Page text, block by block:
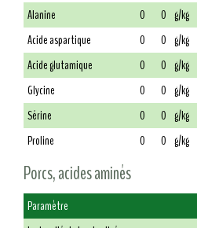
Alanine
0 0 g/kg
Acide aspartique
0 0 g/kg
Acide glutamique
0 0 g/kg
Glycine
0 0 g/kg
Sérine
0 0 g/kg
Proline
0 0 g/kg
Porcs, acides aminés
Paramètre